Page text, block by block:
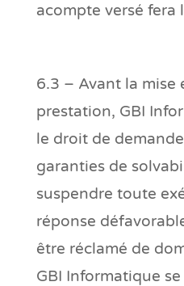
acompte versé fera
6.3 – Avant la
prestation, GBI
le droit de
garanties de
suspendre toute
réponse
être réclamé de
GBI Informatique